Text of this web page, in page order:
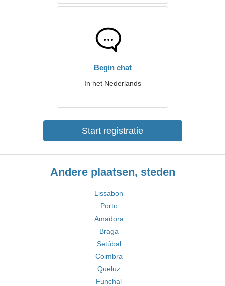
Begin chat
In het Nederlands
Start registratie
Andere plaatsen, steden
Lissabon
Porto
Amadora
Braga
Setúbal
Coimbra
Queluz
Funchal